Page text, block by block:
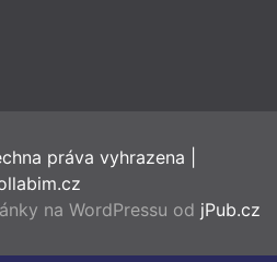
práva vyhrazena
na WordPressu od jPub.cz